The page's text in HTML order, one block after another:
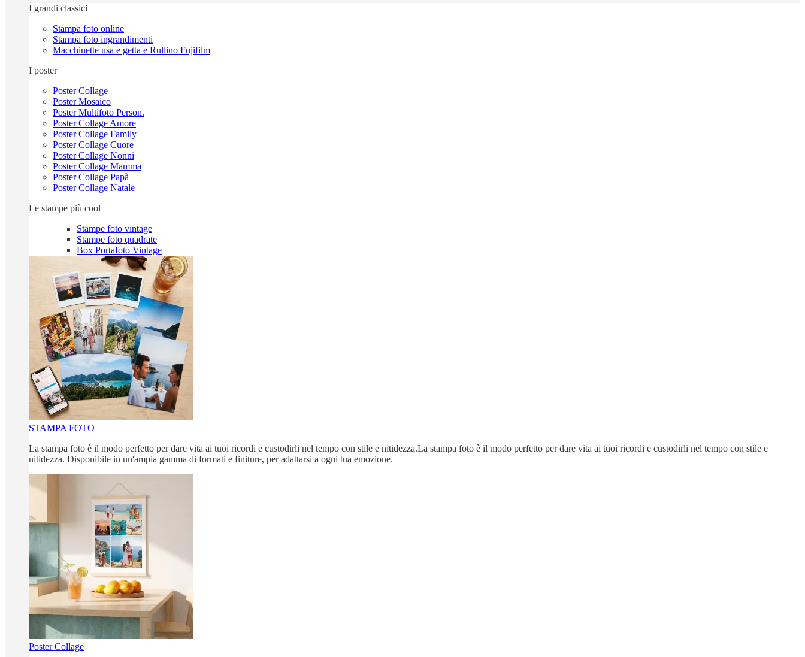
I grandi classici
Stampa foto online
Stampa foto ingrandimenti
Macchinette usa e getta e Rullino Fujifilm
I poster
Poster Collage
Poster Mosaico
Poster Multifoto Person.
Poster Collage Amore
Poster Collage Family
Poster Collage Cuore
Poster Collage Nonni
Poster Collage Mamma
Poster Collage Papà
Poster Collage Natale
Le stampe più cool
Stampe foto vintage
Stampe foto quadrate
Box Portafoto Vintage
STAMPA FOTO
La stampa foto è il modo perfetto per dare vita ai tuoi ricordi e custodirli nel tempo con stile e nitidezza.La stampa foto è il modo perfetto per dare vita ai tuoi ricordi e custodirli nel tempo con stile e
nitidezza. Disponibile in un'ampia gamma di formati e finiture, per adattarsi a ogni tua emozione.
Poster Collage